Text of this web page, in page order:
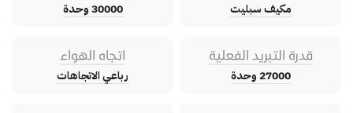
مكيف سبليت 30000 وحدة
قدرة التبريد الفعلية
27000 وحدة
اتجاه الهواء
رباعي الاتجاهات